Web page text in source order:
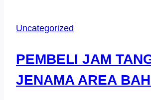
DI
Uncategorized
PEMBELI JAM
JENAMA AREA